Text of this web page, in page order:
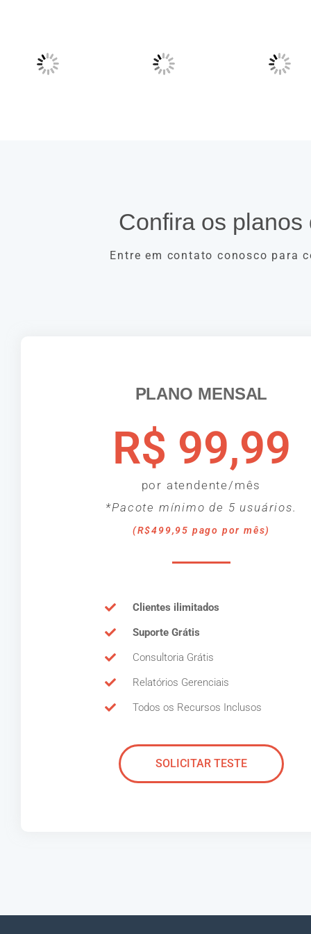
Confira os planos
Entre em contato conosco para
PLANO MENSAL
R$ 99,99
por atendente/mês
*Pacote mínimo de 5 usuários.
(R$499,95 pago por mês)
Clientes ilimitados
Suporte Grátis
Consultoria Grátis
Relatórios Gerenciais
Todos os Recursos Inclusos
SOLICITAR TESTE